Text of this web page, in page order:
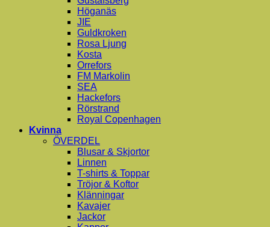
Höganäs
JIE
Guldkroken
Rosa Ljung
Kosta
Orrefors
FM Markolin
SEA
Hackefors
Rörstrand
Royal Copenhagen
Kvinna
ÖVERDEL
Blusar & Skjortor
Linnen
T-shirts & Toppar
Tröjor & Koftor
Klänningar
Kavajer
Jackor